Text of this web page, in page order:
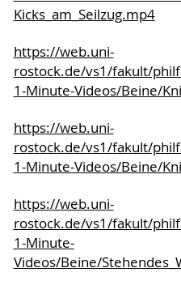
Kicks_am_Seilzug.mp4
https://web.uni-
rostock.de/vs1/fakult/
1-Minute-Videos/Beine/
https://web.uni-
rostock.de/vs1/fakult/
1-Minute-Videos/Beine/
https://web.uni-
rostock.de/vs1/fakult/
1-Minute-
Videos/Beine/